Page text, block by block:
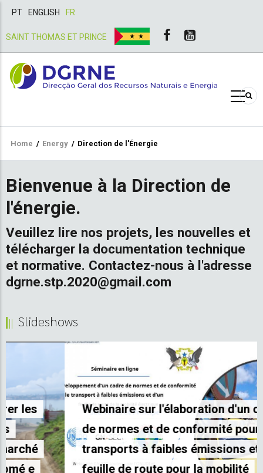
PT ENGLISH FR
SAINT THOMAS ET PRINCE
Breadcrumb
Home / Energy / Direction de l'Énergie
Bienvenue à la Direction de
l'énergie.
Veuillez lire nos projets, les nouvelles et
télécharger la documentation technique
et normative. Contactez-nous à l'adresse
dgrne.stp.2020@gmail.com
Slideshows
Webinaire sur l'élaboration d'un cadre
de normes et de conformité pour les
transports à faibles émissions et d'une
feuille de route pour la mobilité